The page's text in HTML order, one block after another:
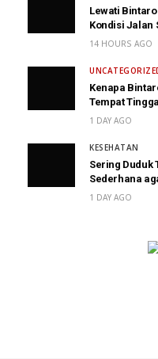
Lewati
Kondisi Jalan
14 HOURS AGO
Kenapa
Tempat
1 DAY AGO
KESEHATAN
Sering Duduk
Sederhana
1 DAY AGO